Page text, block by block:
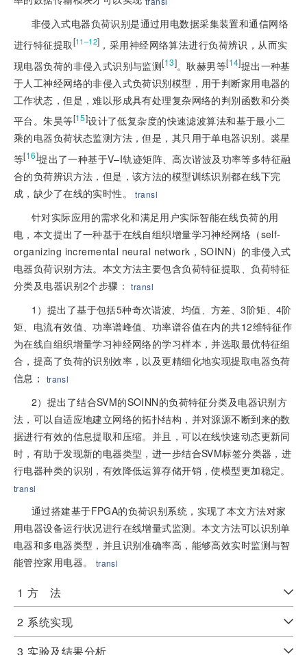
非侵入式电器负荷识别是通过用电数据采集装置和通信网络
进行特征提取[11–12] ，采用神经网络算法进行负荷辨识，从而实
现电器负荷的非侵入式识别与监测[13]。耿赫男等[14]提出一种基
于人工神经网络的非侵入式负荷识别模型，用于判断家用电器的
工作状态，但是，难以形成具有处理复杂网络的判别函数和分类
平台。朱昊等[15]设计了低复杂度的快速滤波算法和基于最小二
乘的电器负荷状态监测方法，但是，其只用于单电器识别。裘星
等[16]提出了一种基于V–I轨迹矩阵、高次谐波及功率等多特征融
合的负荷辨识方法，但是，该方法的模型训练识别都在线下完
成，缺少了在线的实时性。
transl
针对实际应用的需求化和满足用户实际智能在线负荷的用
电，本文提出了一种基于在线自组织增量学习神经网络（self-
organizing incremental neural network，SOINN）的非侵入式
电器负荷识别方法。本文方法主要包含负荷特征提取、负荷特征
分类及电器识别2个步骤：
transl
1）提出了基于包括5种奇次谐波、均值、方差、3阶矩、4阶
矩、电流有效值、功率谱峰值、功率谱谷值在内的共12维特征作
为在线自组织增量学习神经网络的学习样本，并选取最优特征组
合，提高了负荷的识别效率，以及更精细化地实现提取电器负荷
信息；
transl
2）提出了结合SVM的SOINN的负荷特征分类及电器识别方
法，可以自适应地建立网络的拓扑结构，并对源源不断到来的数
据进行有效的信息提取和压缩。并且，可以在线快速动态更新同
时，有助于发现新的电器类型，进一步结合SVM标签分类器，进
行电器种类的识别，有效降低运算存储开销，使模型更加稳定。
transl
通过搭建基于FPGA的负荷识别系统，实现了本文方法对家
用电器设备运行状况进行在线增量式监测。本文方法可以识别单
电器和多电器类型，并且识别准确率高，能够高效实时监测与智
能管控家用电器。
transl
1 方 法
2 系统实现
3 实验及结果分析